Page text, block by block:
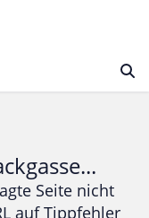
Seite nicht
auf Tippfehler